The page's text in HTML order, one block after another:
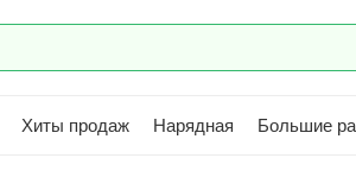
Хиты продаж Нарядная Большие